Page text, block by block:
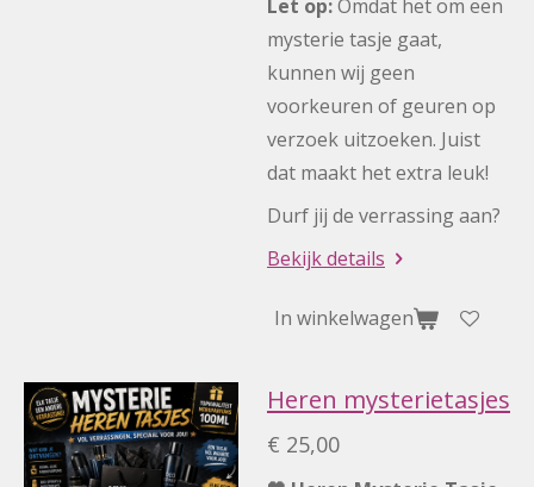
Let op:Omdat het om een
mysterie tasje gaat,
kunnen wij geen
voorkeuren of geuren op
verzoek uitzoeken. Juist
dat maakt het extra leuk!
Durf jij de verrassing aan?
Bekijk details
In winkelwagen
Heren mysterietasjes
€ 25,00